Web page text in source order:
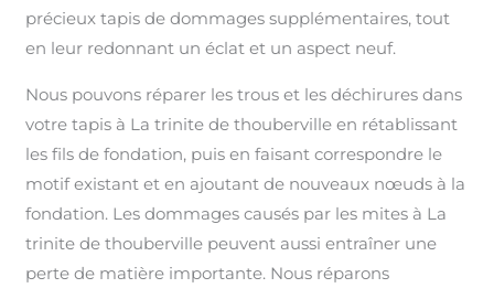
précieux tapis de dommages supplémentaires, tout
en leur redonnant un éclat et un aspect neuf.
Nous pouvons réparer les trous et les déchirures dans
votre tapis à La trinite de thouberville en rétablissant
les fils de fondation, puis en faisant correspondre le
motif existant et en ajoutant de nouveaux nœuds à la
fondation. Les dommages causés par les mites à La
trinite de thouberville peuvent aussi entraîner une
perte de matière importante. Nous réparons